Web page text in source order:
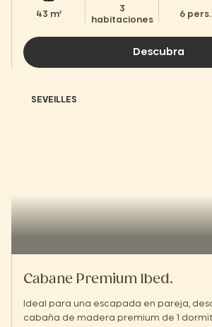
43 m²
3
habitaciones
6 pers.
Descubra
SEVEILLES
Cabane Premium 1bed.
Ideal para una escapada en pareja,
cabaña de madera premium de 1